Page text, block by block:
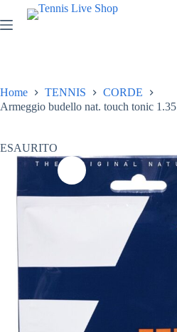
al
contenuto
Home TENNIS
CORDE
Armeggio budello nat. touch tonic 1.35
ESAURITO